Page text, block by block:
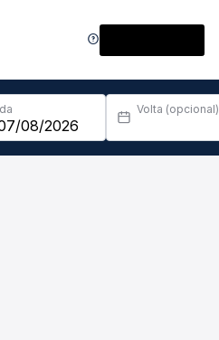
Volta (opcional)